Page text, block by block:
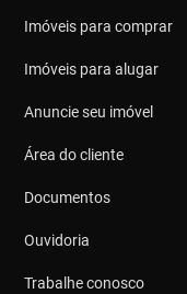
Imóveis para comprar
Imóveis para alugar
Anuncie seu imóvel
Área do cliente
Documentos
Ouvidoria
Trabalhe conosco